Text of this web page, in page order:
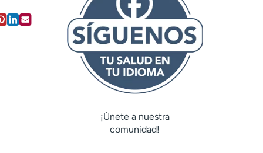
¡Únete a nuestra
comunidad!